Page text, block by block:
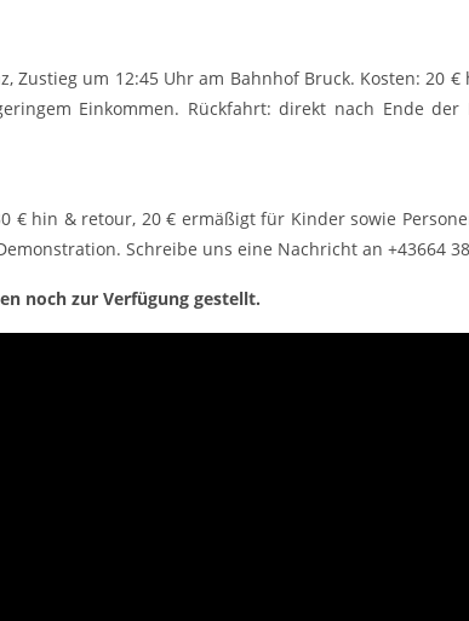
Zustieg um 12:45 Uhr am Bahnhof Bruck. Kosten: 20
Einkommen. Rückfahrt: direkt nach Ende der
€ hin & retour, 20 € ermäßigt für Kinder sowie
Schreibe uns eine Nachricht an +43664
noch zur Verfügung gestellt.